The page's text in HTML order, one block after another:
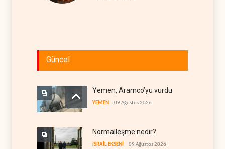
Güncel
Yemen, Aramco’yu vurdu
YEMEN 09 Ağustos 2026
Normalleşme nedir?
İSRAİL EKSENİ 09 Ağustos 2026